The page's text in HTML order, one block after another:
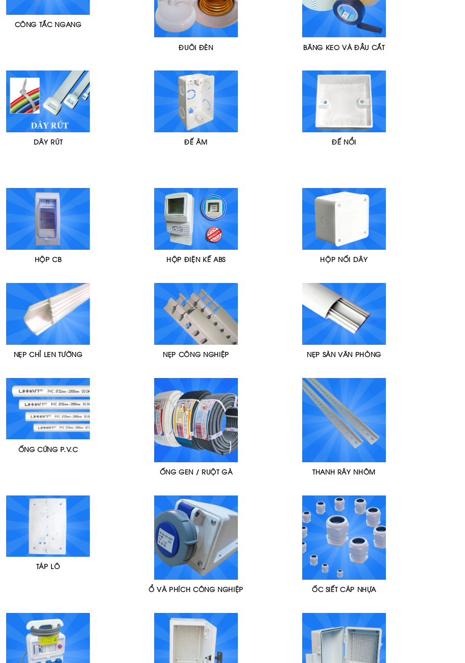
CÔNG TẮC NGANG
ĐUÔI ĐÈN BĂNG KEO VÀ ĐẦU CẮT
DÂY RÚT ĐẾ ÂM ĐẾ NỔI
HỘP CB HỘP ĐIỆN KẾ ABS HỘP NỐI DÂY
NẸP CHỈ LEN TƯỜNG NẸP CÔNG NGHIỆP NẸP SÀN VĂN PHÒNG
ỐNG CỨNG P.V.C
ỐNG GEN / RUỘT GÀ THANH RÂY NHÔM
TÁP LÔ
Ổ VÀ PHÍCH CÔNG NGHIỆP ỐC SIẾT CÁP NHỰA